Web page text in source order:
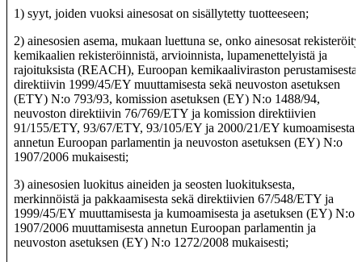
1) syyt, joiden vuoksi ainesosat on sisällytetty tuotteeseen;
2) ainesosien asema, mukaan luettuna se, onko ainesosat rekisteröity
kemikaalien rekisteröinnistä, arvioinnista, lupamenettelyistä ja
rajoituksista (REACH), Euroopan kemikaaliviraston perustamisesta,
direktiivin 1999/45/EY muuttamisesta sekä neuvoston asetuksen
(ETY) N:o 793/93, komission asetuksen (EY) N:o 1488/94,
neuvoston direktiivin 76/769/ETY ja komission direktiivien
91/155/ETY, 93/67/ETY, 93/105/EY ja 2000/21/EY kumoamisesta
annetun Euroopan parlamentin ja neuvoston asetuksen (EY) N:o
1907/2006 mukaisesti;
3) ainesosien luokitus aineiden ja seosten luokituksesta,
merkinnöistä ja pakkaamisesta sekä direktiivien 67/548/ETY ja
1999/45/EY muuttamisesta ja kumoamisesta ja asetuksen (EY) N:o
1907/2006 muuttamisesta annetun Euroopan parlamentin ja
neuvoston asetuksen (EY) N:o 1272/2008 mukaisesti;